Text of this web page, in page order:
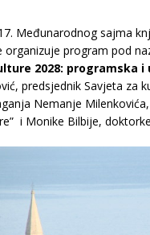
Međunarodnog sajma
organizuje program pod
2028: programska i
predsjednik Savjeta za
Nemanje
i Monike Bilbije,